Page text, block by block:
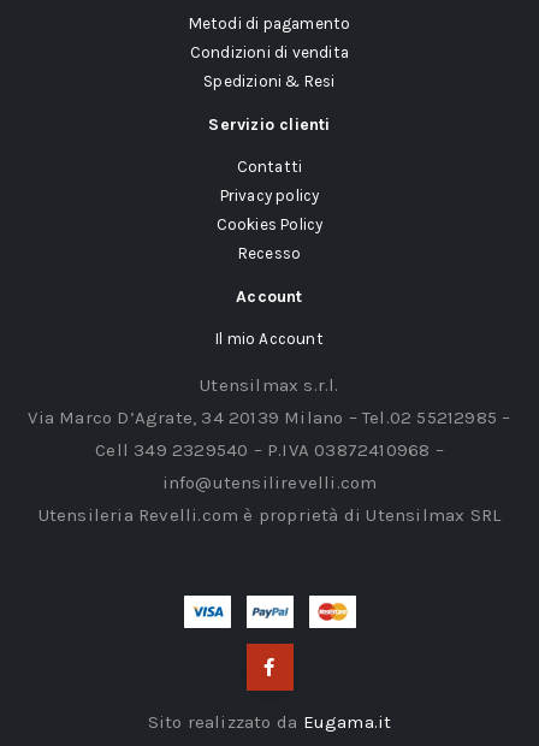
Metodi di pagamento
Condizioni di vendita
Spedizioni & Resi
Servizio clienti
Contatti
Privacy policy
Cookies Policy
Recesso
Account
Il mio Account
Utensilmax s.r.l.
Via Marco D’Agrate, 34 20139 Milano – Tel.02 55212985 –
Cell 349 2329540 – P.IVA 03872410968 –
info@utensilirevelli.com
Utensileria Revelli.com è proprietà di Utensilmax SRL
Sito realizzato da Eugama.it